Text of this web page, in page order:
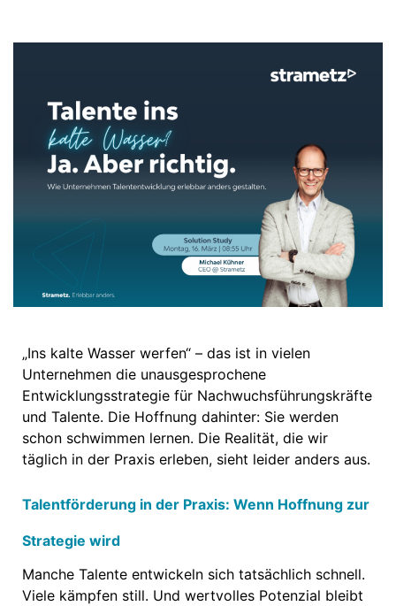
„Ins kalte Wasser werfen“ – das ist in vielen
Unternehmen die unausgesprochene
Entwicklungsstrategie für Nachwuchsführungskräfte
und Talente. Die Hoffnung dahinter: Sie werden
schon schwimmen lernen. Die Realität, die wir
täglich in der Praxis erleben, sieht leider anders aus.
Talentförderung in der Praxis: Wenn Hoffnung zur
Strategie wird
Manche Talente entwickeln sich tatsächlich schnell.
Viele kämpfen still. Und wertvolles Potenzial bleibt